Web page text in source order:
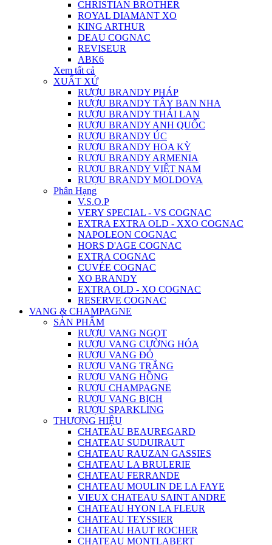
CHRISTIAN BROTHER
ROYAL DIAMANT XO
KING ARTHUR
DEAU COGNAC
REVISEUR
ABK6
Xem tất cả
XUẤT XỨ
RƯỢU BRANDY PHÁP
RƯỢU BRANDY TÂY BAN NHA
RƯỢU BRANDY THÁI LAN
RƯỢU BRANDY ANH QUỐC
RƯỢU BRANDY ÚC
RƯỢU BRANDY HOA KỲ
RƯỢU BRANDY ARMENIA
RƯỢU BRANDY VIỆT NAM
RƯỢU BRANDY MOLDOVA
Phân Hạng
V.S.O.P
VERY SPECIAL - VS COGNAC
EXTRA EXTRA OLD - XXO COGNAC
NAPOLEON COGNAC
HORS D'AGE COGNAC
EXTRA COGNAC
CUVÉE COGNAC
XO BRANDY
EXTRA OLD - XO COGNAC
RESERVE COGNAC
VANG & CHAMPAGNE
SẢN PHẨM
RƯỢU VANG NGỌT
RƯỢU VANG CƯỜNG HÓA
RƯỢU VANG ĐỎ
RƯỢU VANG TRẮNG
RƯỢU VANG HỒNG
RƯỢU CHAMPAGNE
RƯỢU VANG BỊCH
RƯỢU SPARKLING
THƯƠNG HIỆU
CHATEAU BEAUREGARD
CHATEAU SUDUIRAUT
CHATEAU RAUZAN GASSIES
CHATEAU LA BRULERIE
CHATEAU FERRANDE
CHATEAU MOULIN DE LA FAYE
VIEUX CHATEAU SAINT ANDRE
CHATEAU HYON LA FLEUR
CHATEAU TEYSSIER
CHATEAU HAUT ROCHER
CHATEAU MONTLABERT